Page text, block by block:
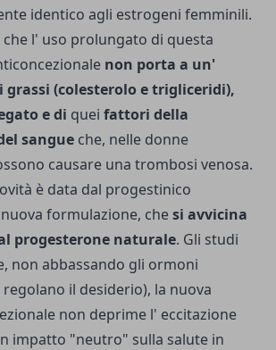
identico agli estrogeni femminili.
l' uso prolungato di questa
non porta a un'
grassi (colesterolo e trigliceridi),
e di quei fattori della
sangue che, nelle donne
causare una trombosi venosa.
è data dal progestinico
formulazione, chesi avvicina
progesterone naturale. Gli studi
non abbassando gli ormoni
il desiderio), la nuova
non deprime l' eccitazione
impatto "neutro" sulla salute in